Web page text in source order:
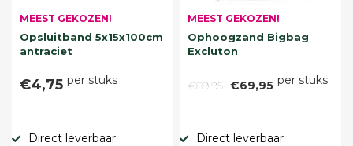
MEEST GEKOZEN!
Opsluitband 5x15x100cm
antraciet
€4,75 per stuks
Direct leverbaar
MEEST GEKOZEN!
Ophoogzand Bigbag
Excluton
€89,95 €69,95 per stuks
Direct leverbaar